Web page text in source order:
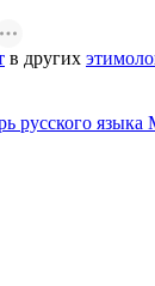
в других
русского языка